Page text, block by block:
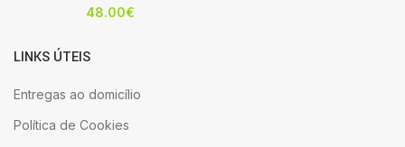
48.00€
LINKS ÚTEIS
Entregas ao domicílio
Política de Cookies